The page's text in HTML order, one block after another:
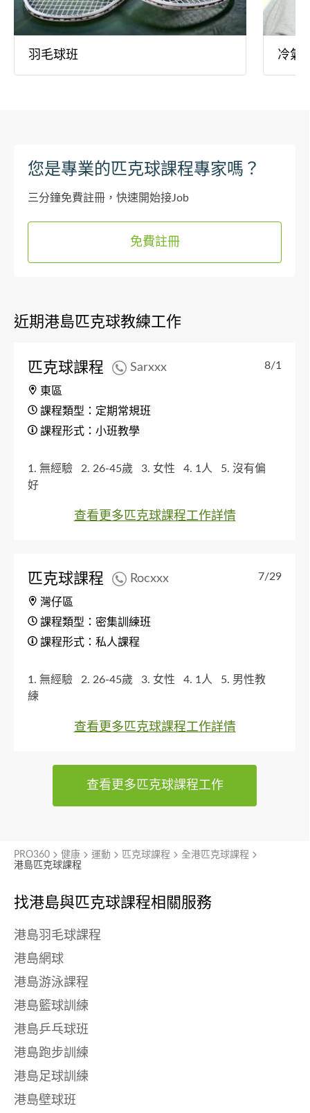
羽毛球班 冷氣
您是專業的匹克球課程專家嗎？
三分鐘免費註冊，快速開始接Job
免費註冊
近期港島匹克球教練工作
匹克球課程 Sarxxx
東區
課程類型：定期常規班
課程形式：小班教學
8/1
1. 無經驗 2. 26-45歲 3. 女性 4. 1人
5. 沒有偏
好
查看更多匹克球課程工作詳情
匹克球課程 Rocxxx
灣仔區
課程類型：密集訓練班
課程形式：私人課程
7/29
1. 無經驗 2. 26-45歲 3. 女性 4. 1人
5. 男性教
練
查看更多匹克球課程工作詳情
查看更多匹克球課程工作
找港島與匹克球課程相關服務
港島羽毛球課程
港島網球
港島游泳課程
港島籃球訓練
港島乒乓球班
港島跑步訓練
港島足球訓練
港島壁球班
PRO360 健康 運動 匹克球課程
全港匹克球課程
港島匹克球課程